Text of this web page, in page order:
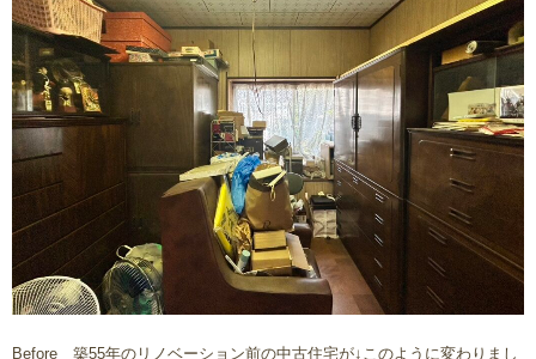
Before 築55年のリノベーション前の中古住宅が↓このように変わりまし